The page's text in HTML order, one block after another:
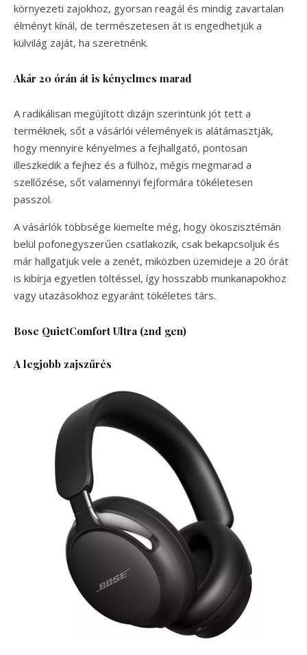
környezeti zajokhoz, gyorsan reagál és mindig zavartalan
élményt kínál, de természetesen át is engedhetjük a
külvilág zaját, ha szeretnénk.
Akár 20 órán át is kényelmes marad
A radikálisan megújított dizájn szerintünk jót tett a
terméknek, sőt a vásárlói vélemények is alátámasztják,
hogy mennyire kényelmes a fejhallgató, pontosan
illeszkedik a fejhez és a fülhöz, mégis megmarad a
szellőzése, sőt valamennyi fejformára tökéletesen
passzol.
A vásárlók többsége kiemelte még, hogy ökoszisztémán
belül pofonegyszerűen csatlakozik, csak bekapcsoljuk és
már hallgatjuk vele a zenét, miközben üzemideje a 20 órát
is kibírja egyetlen töltéssel, így hosszabb munkanapokhoz
vagy utazásokhoz egyaránt tökéletes társ.
Bose QuietComfort Ultra (2nd gen)
A legjobb zajszűrés